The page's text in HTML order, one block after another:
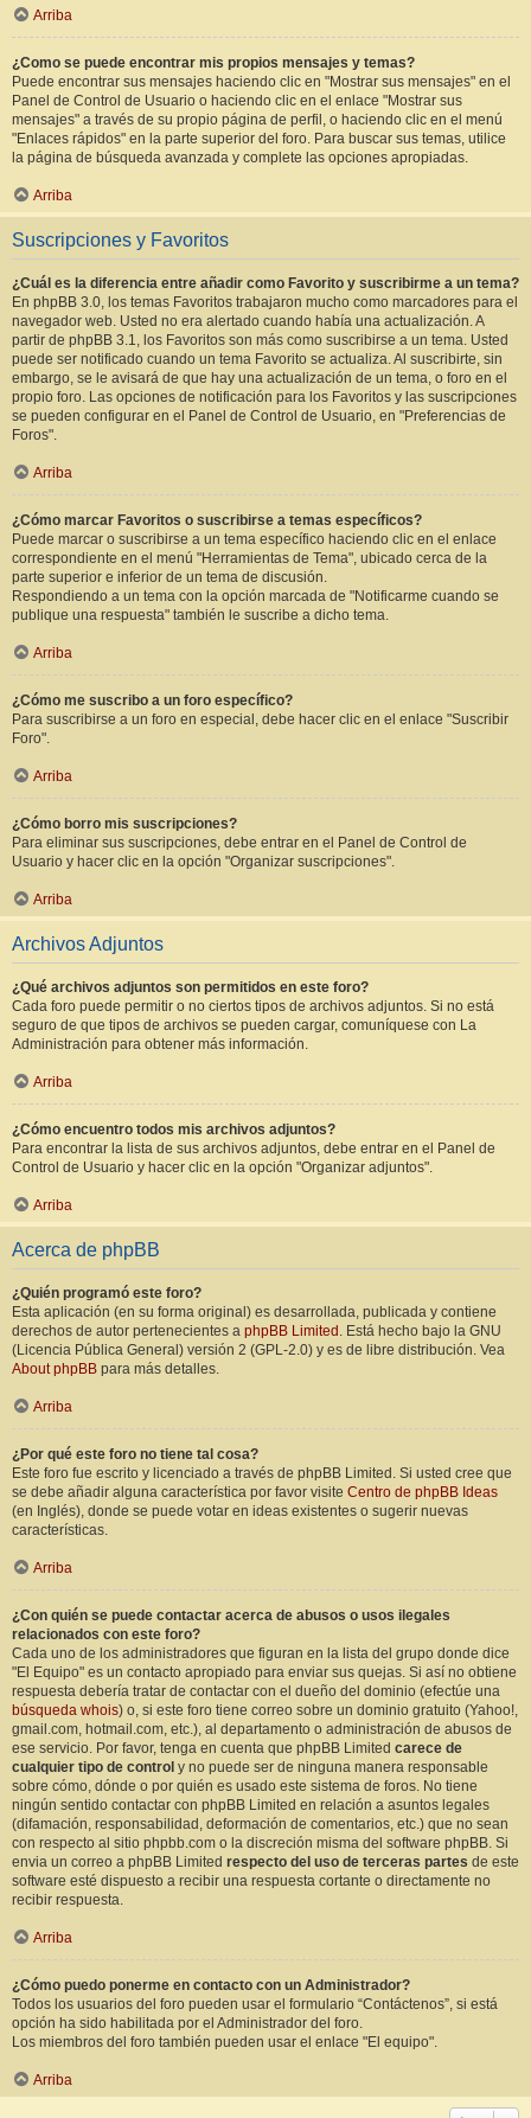
Arriba
¿Como se puede encontrar mis propios mensajes y temas?
Puede encontrar sus mensajes haciendo clic en "Mostrar sus mensajes" en el
Panel de Control de Usuario o haciendo clic en el enlace "Mostrar sus
mensajes" a través de su propio página de perfil, o haciendo clic en el menú
"Enlaces rápidos" en la parte superior del foro. Para buscar sus temas, utilice
la página de búsqueda avanzada y complete las opciones apropiadas.
Arriba
Suscripciones y Favoritos
¿Cuál es la diferencia entre añadir como Favorito y suscribirme a un tema?
En phpBB 3.0, los temas Favoritos trabajaron mucho como marcadores para el
navegador web. Usted no era alertado cuando había una actualización. A
partir de phpBB 3.1, los Favoritos son más como suscribirse a un tema. Usted
puede ser notificado cuando un tema Favorito se actualiza. Al suscribirte, sin
embargo, se le avisará de que hay una actualización de un tema, o foro en el
propio foro. Las opciones de notificación para los Favoritos y las suscripciones
se pueden configurar en el Panel de Control de Usuario, en "Preferencias de
Foros".
Arriba
¿Cómo marcar Favoritos o suscribirse a temas específicos?
Puede marcar o suscribirse a un tema específico haciendo clic en el enlace
correspondiente en el menú "Herramientas de Tema", ubicado cerca de la
parte superior e inferior de un tema de discusión.
Respondiendo a un tema con la opción marcada de "Notificarme cuando se
publique una respuesta" también le suscribe a dicho tema.
Arriba
¿Cómo me suscribo a un foro específico?
Para suscribirse a un foro en especial, debe hacer clic en el enlace "Suscribir
Foro".
Arriba
¿Cómo borro mis suscripciones?
Para eliminar sus suscripciones, debe entrar en el Panel de Control de
Usuario y hacer clic en la opción "Organizar suscripciones".
Arriba
Archivos Adjuntos
¿Qué archivos adjuntos son permitidos en este foro?
Cada foro puede permitir o no ciertos tipos de archivos adjuntos. Si no está
seguro de que tipos de archivos se pueden cargar, comuníquese con La
Administración para obtener más información.
Arriba
¿Cómo encuentro todos mis archivos adjuntos?
Para encontrar la lista de sus archivos adjuntos, debe entrar en el Panel de
Control de Usuario y hacer clic en la opción "Organizar adjuntos".
Arriba
Acerca de phpBB
¿Quién programó este foro?
Esta aplicación (en su forma original) es desarrollada, publicada y contiene
derechos de autor pertenecientes a phpBB Limited . Está hecho bajo la GNU
(Licencia Pública General) versión 2 (GPL-2.0) y es de libre distribución. Vea
About phpBB para más detalles.
Arriba
¿Por qué este foro no tiene tal cosa?
Este foro fue escrito y licenciado a través de phpBB Limited. Si usted cree que
se debe añadir alguna característica por favor visite Centro de phpBB Ideas
(en Inglés), donde se puede votar en ideas existentes o sugerir nuevas
características.
Arriba
¿Con quién se puede contactar acerca de abusos o usos ilegales
relacionados con este foro?
Cada uno de los administradores que figuran en la lista del grupo donde dice
"El Equipo" es un contacto apropiado para enviar sus quejas. Si así no obtiene
respuesta debería tratar de contactar con el dueño del dominio (efectúe una
búsqueda whois) o, si este foro tiene correo sobre un dominio gratuito (Yahoo!,
gmail.com, hotmail.com, etc.), al departamento o administración de abusos de
ese servicio. Por favor, tenga en cuenta que phpBB Limited carece de
cualquier tipo de control y no puede ser de ninguna manera responsable
sobre cómo, dónde o por quién es usado este sistema de foros. No tiene
ningún sentido contactar con phpBB Limited en relación a asuntos legales
(difamación, responsabilidad, deformación de comentarios, etc.) que no sean
con respecto al sitio phpbb.com o la discreción misma del software phpBB. Si
envia un correo a phpBB Limited respecto del uso de terceras partes de este
software esté dispuesto a recibir una respuesta cortante o directamente no
recibir respuesta.
Arriba
¿Cómo puedo ponerme en contacto con un Administrador?
Todos los usuarios del foro pueden usar el formulario “Contáctenos”, si está
opción ha sido habilitada por el Administrador del foro.
Los miembros del foro también pueden usar el enlace "El equipo".
Arriba